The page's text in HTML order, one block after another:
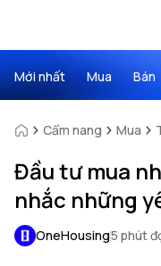
Mới nhất Mua Bán
Cẩm nang Mua
Đầu tư mua
nhắc những
OneHousing5 phút